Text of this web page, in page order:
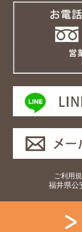
ご利用
福井県公